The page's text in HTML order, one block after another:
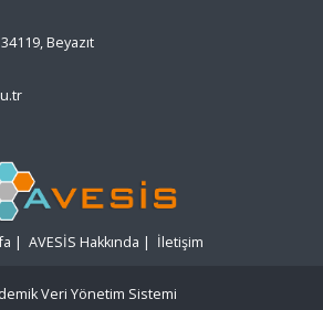
Beyazıt
| AVESİS Hakkında | İletişim
Veri Yönetim Sistemi